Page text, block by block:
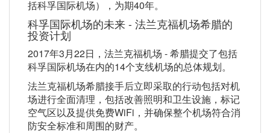
括科孚国际机场），为期40年。
科孚国际机场的未来 - 法兰克福机场希腊的
投资计划
2017年3月22日，法兰克福机场 - 希腊提交了包括
科孚国际机场在内的14个支线机场的总体规划。
法兰克福机场希腊接手后立即采取的行动包括对机
场进行全面清理，包括改善照明和卫生设施，标记
空气区以及提供免费WiFi，并确保整个机场符合消
防安全标准和周围的财产。